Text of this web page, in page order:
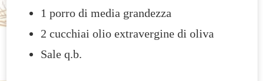
1 porro di media grandezza
2 cucchiai olio extravergine di oliva
Sale q.b.